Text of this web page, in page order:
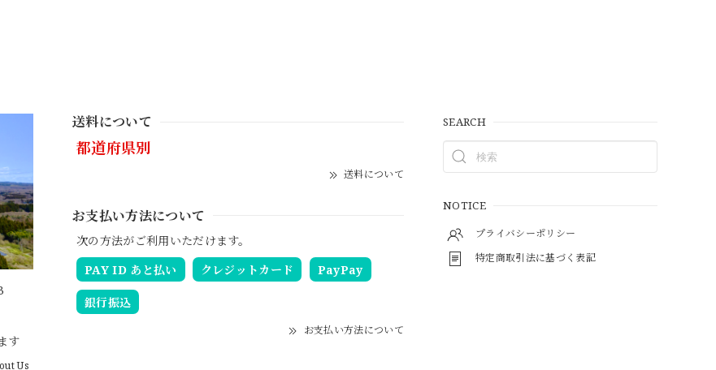
す
Us
送料について
都道府県別
送料について
お支払い方法について
次の方法がご利用いただけます。
PAY ID あと払い
クレジットカード PayPay
銀行振込
お支払い方法について
SEARCH
NOTICE
プライバシーポリシー
特定商取引法に基づく表記